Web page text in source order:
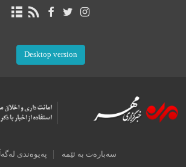
Desktop version
سەبارەت بە ئێمە پەیوەندی